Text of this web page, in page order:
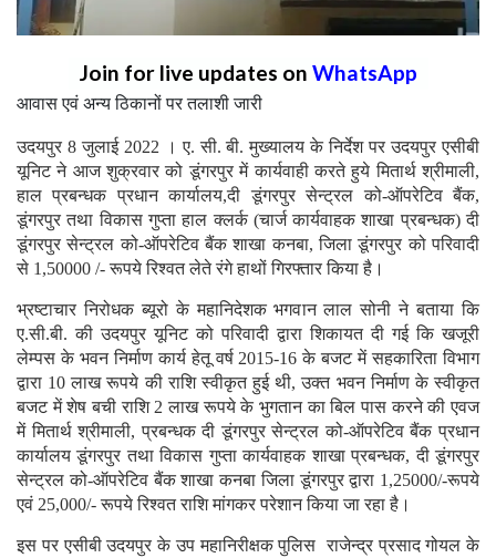
Join for live updates on WhatsApp
आवास एवं अन्य ठिकानों पर तलाशी जारी
उदयपुर 8 जुलाई 2022 । ए. सी. बी. मुख्यालय के निर्देश पर उदयपुर एसीबी
यूनिट ने आज शुक्रवार को डूंगरपुर में कार्यवाही करते हुये मितार्थ श्रीमाली,
हाल प्रबन्धक प्रधान कार्यालय,दी डूंगरपुर सेन्ट्रल को-ऑपरेटिव बैंक,
डूंगरपुर तथा विकास गुप्ता हाल क्लर्क (चार्ज कार्यवाहक शाखा प्रबन्धक) दी
डूंगरपुर सेन्ट्रल को-ऑपरेटिव बैंक शाखा कनबा, जिला डूंगरपुर को परिवादी
से 1,50000 /- रूपये रिश्वत लेते रंगे हाथों गिरफ्तार किया है।
भ्रष्टाचार निरोधक ब्यूरो के महानिदेशक भगवान लाल सोनी ने बताया कि
ए.सी.बी. की उदयपुर यूनिट को परिवादी द्वारा शिकायत दी गई कि खजूरी
लेम्पस के भवन निर्माण कार्य हेतू वर्ष 2015-16 के बजट में सहकारिता विभाग
द्वारा 10 लाख रूपये की राशि स्वीकृत हुई थी, उक्त भवन निर्माण के स्वीकृत
बजट में शेष बची राशि 2 लाख रूपये के भुगतान का बिल पास करने की एवज
में मितार्थ श्रीमाली, प्रबन्धक दी डूंगरपुर सेन्ट्रल को-ऑपरेटिव बैंक प्रधान
कार्यालय डूंगरपुर तथा विकास गुप्ता कार्यवाहक शाखा प्रबन्धक, दी डूंगरपुर
सेन्ट्रल को-ऑपरेटिव बैंक शाखा कनबा जिला डूंगरपुर द्वारा 1,25000/-रूपये
एवं 25,000/- रूपये रिश्वत राशि मांगकर परेशान किया जा रहा है।
इस पर एसीबी उदयपुर के उप महानिरीक्षक पुलिस राजेन्द्र प्रसाद गोयल के